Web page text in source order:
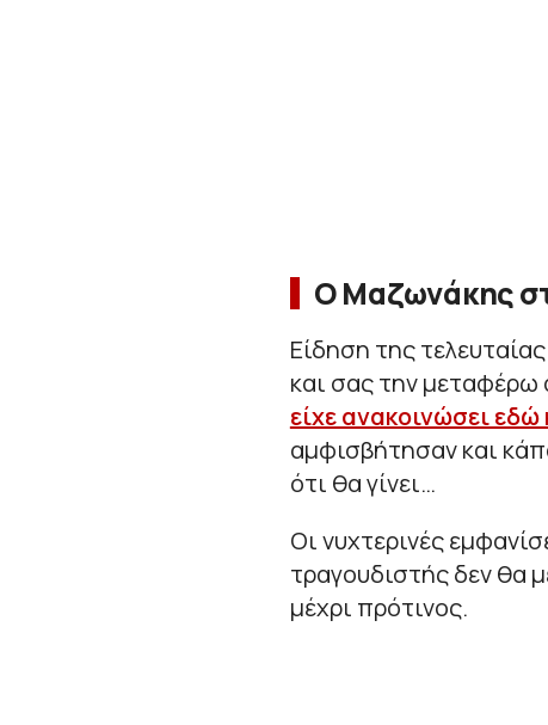
Ο Μαζωνάκης
Είδηση της
και σας την μεταφέρω
είχε ανακοινώσει εδώ
αμφισβήτησαν και
ότι θα γίνει…
Οι νυχτερινές
τραγουδιστής δεν θα
μέχρι πρότινος.